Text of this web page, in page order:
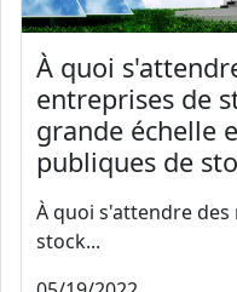
À quoi
entreprises de
grande échelle
publiques de
À quoi s'attendre
stock...